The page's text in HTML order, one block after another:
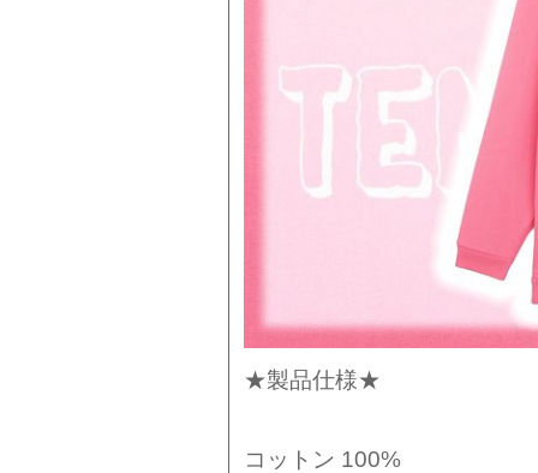
★製品仕様★
コットン 100%